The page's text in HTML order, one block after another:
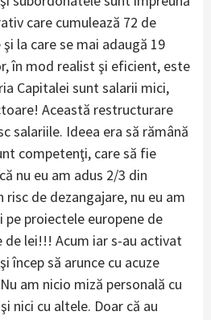
care cumulează 72 de
la care se mai adaugă 19
în mod realist şi eficient, este
Capitalei sunt salarii mici,
Această restructurare
salariile. Ideea era să rămână
competenţi, care să fie
nu eu am adus 2/3 din
de dezangajare, nu eu am
proiectele europene de
de lei!!! Acum iar s-au activat
încep să arunce cu acuze
am nicio miză personală cu
nici cu altele. Doar că au